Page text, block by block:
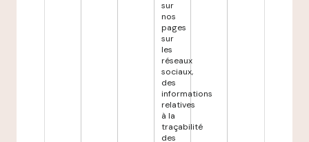
sur
nos
pages
sur
les
réseaux
sociaux,
des
informations
relatives
à la
traçabilité
des